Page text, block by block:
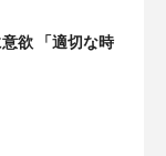
欲 「適切な時